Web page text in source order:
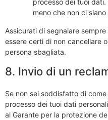
meno che non ci
Assicurati di segnalare
essere certi di non cancellare
persona sbagliata.
8. Invio di un
Se non sei soddisfatto di
processo dei tuoi dati
al Garante per la protezione